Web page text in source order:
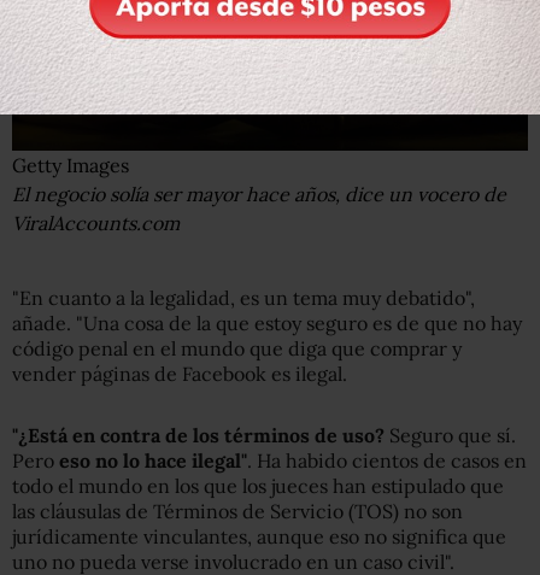
Getty Images
El negocio solía ser mayor hace años, dice un vocero de
ViralAccounts.com
"En cuanto a la legalidad, es un tema muy debatido",
añade. "Una cosa de la que estoy seguro es de que no hay
código penal en el mundo que diga que comprar y
vender páginas de Facebook es ilegal.
"¿Está en contra de los términos de uso? Seguro que sí.
Pero eso no lo hace ilegal". Ha habido cientos de casos en
todo el mundo en los que los jueces han estipulado que
las cláusulas de Términos de Servicio (TOS) no son
jurídicamente vinculantes, aunque eso no significa que
uno no pueda verse involucrado en un caso civil".